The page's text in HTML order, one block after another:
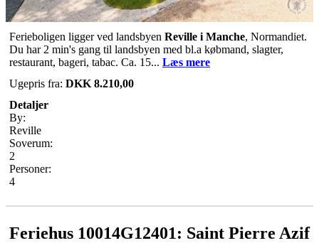
Ferieboligen ligger ved landsbyen Reville i Manche, Normandiet.
Du har 2 min's gang til landsbyen med bl.a købmand, slagter,
restaurant, bageri, tabac. Ca. 15... Læs mere
Ugepris fra: DKK 8.210,00
Detaljer
By:
Reville
Soverum:
2
Personer:
4
Feriehus 10014G12401: Saint Pierre Azif